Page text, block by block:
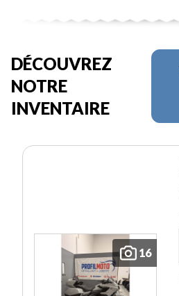
DÉCOUVREZ
NOTRE
INVENTAIRE
16